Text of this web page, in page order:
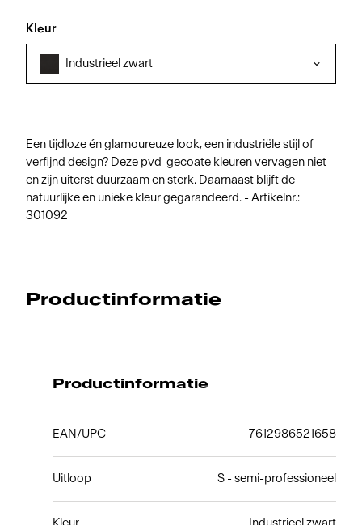
Kleur
Industrieel zwart
Een tijdloze én glamoureuze look, een industriële stijl of
verfijnd design? Deze pvd-gecoate kleuren vervagen niet
en zijn uiterst duurzaam en sterk. Daarnaast blijft de
natuurlijke en unieke kleur gegarandeerd. - Artikelnr.:
301092
Productinformatie
Productinformatie
EAN/UPC 7612986521658
Uitloop S - semi-professioneel